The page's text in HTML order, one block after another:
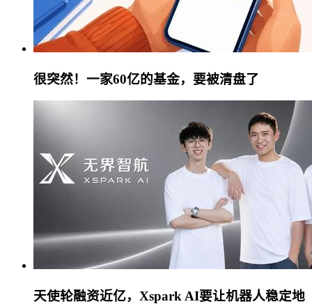
很突然！一家60亿的基金，要被清盘了
天使轮融资近亿，Xspark AI要让机器人稳定地